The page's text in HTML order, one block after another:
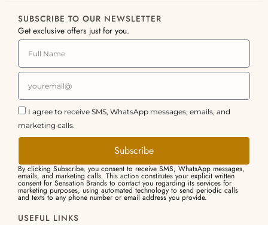
SUBSCRIBE TO OUR NEWSLETTER
Get exclusive offers just for you.
I agree to receive SMS, WhatsApp messages, emails, and
marketing calls.
Subscribe
By clicking Subscribe, you consent to receive SMS, WhatsApp messages,
emails, and marketing calls. This action constitutes your explicit written
consent for Sensation Brands to contact you regarding its services for
marketing purposes, using automated technology to send periodic calls
and texts to any phone number or email address you provide.
USEFUL LINKS